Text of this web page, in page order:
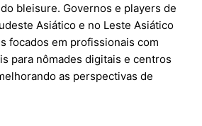
bleisure. Governos e players de
Asiático e no Leste Asiático
focados em profissionais com
para nômades digitais e centros
as perspectivas de